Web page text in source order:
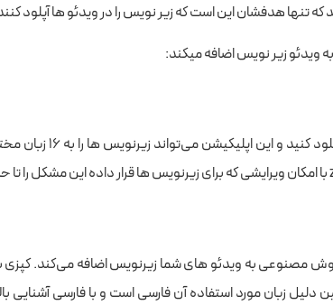
تنها هدفشان این است که زیر نویس را در ویدئو ها آپلود
ویدئو زیر نویس اضافه میکند:
مصنوعی به ویدئو های شما زیرنویس اضافه می‌کند. کپزی
دلیل زبان مورد استفاده آن فارسی است و با فارسی